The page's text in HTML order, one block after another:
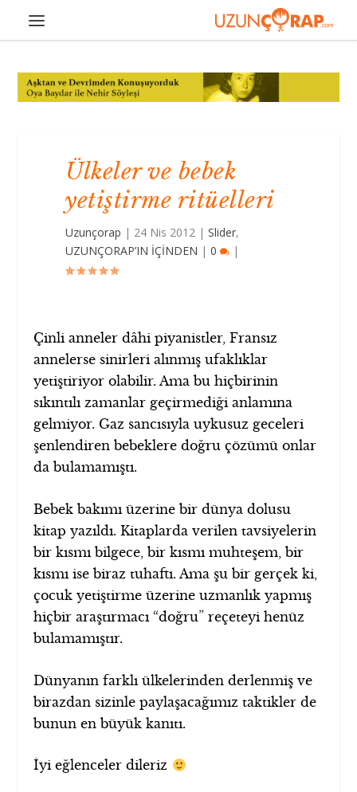
Ülkeler ve bebek
yetiştirme ritüelleri
Uzunçorap | 24 Nis 2012 |Slider,
UZUNÇORAP’IN İÇİNDEN |0 |
Çinli anneler dâhi piyanistler, Fransız
annelerse sinirleri alınmış ufaklıklar
yetiştiriyor olabilir. Ama bu hiçbirinin
sıkıntılı zamanlar geçirmediği anlamına
gelmiyor. Gaz sancısıyla uykusuz geceleri
şenlendiren bebeklere doğru çözümü onlar
da bulamamıştı.
Bebek bakımı üzerine bir dünya dolusu
kitap yazıldı. Kitaplarda verilen tavsiyelerin
bir kısmı bilgece, bir kısmı muhteşem, bir
kısmı ise biraz tuhaftı. Ama şu bir gerçek ki,
çocuk yetiştirme üzerine uzmanlık yapmış
hiçbir araştırmacı “doğru” reçeteyi henüz
bulamamıştır.
Dünyanın farklı ülkelerinden derlenmiş ve
birazdan sizinle paylaşacağımız taktikler de
bunun en büyük kanıtı.
İyi eğlenceler dileriz